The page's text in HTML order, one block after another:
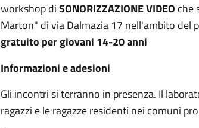
workshop diSONORIZZAZIONE VIDEO che
Marton" di via Dalmazia 17 nell'ambito del
gratuito per giovani 14-20 anni
Informazioni e adesioni
Gli incontri si terranno in presenza. Il
ragazzi e le ragazze residenti nei comuni